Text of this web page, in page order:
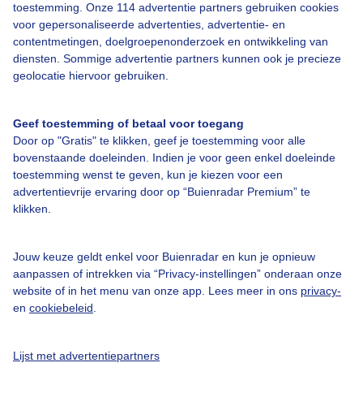
toestemming. Onze 114 advertentie partners gebruiken cookies
voor gepersonaliseerde advertenties, advertentie- en
contentmetingen, doelgroepenonderzoek en ontwikkeling van
diensten. Sommige advertentie partners kunnen ook je precieze
geolocatie hiervoor gebruiken.
Geef toestemming of betaal voor toegang
Door op "Gratis" te klikken, geef je toestemming voor alle
bovenstaande doeleinden. Indien je voor geen enkel doeleinde
toestemming wenst te geven, kun je kiezen voor een
advertentievrije ervaring door op “Buienradar Premium” te
klikken.
Jouw keuze geldt enkel voor Buienradar en kun je opnieuw
aanpassen of intrekken via “Privacy-instellingen” onderaan onze
website of in het menu van onze app. Lees meer in ons privacy-
en cookiebeleid
Lijst met advertentiepartners
Over Buienradar
Bedrijfsgegevens
Contact
Toegankelijkheid
Gebruikersvoorwaarden
Adverteren
Privacy beleid
Cookie beleid